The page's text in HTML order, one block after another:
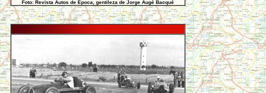
Foto: Revista Autos de Epoca, gentileza de Jorge Augé Bacqué